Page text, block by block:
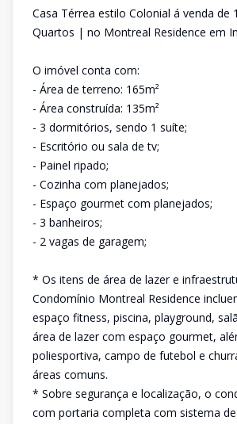
Casa Térrea estilo Colonial á venda de
Quartos | no Montreal Residence em
O imóvel conta com:
- Área de terreno: 165m²
- Área construída: 135m²
- 3 dormitórios, sendo 1 suíte;
- Escritório ou sala de tv;
- Painel ripado;
- Cozinha com planejados;
- Espaço gourmet com planejados;
- 3 banheiros;
- 2 vagas de garagem;
* Os itens de área de lazer e
Condomínio Montreal Residence
espaço fitness, piscina, playground,
área de lazer com espaço gourmet,
poliesportiva, campo de futebol e
áreas comuns.
* Sobre segurança e localização, o
com portaria completa com sistema